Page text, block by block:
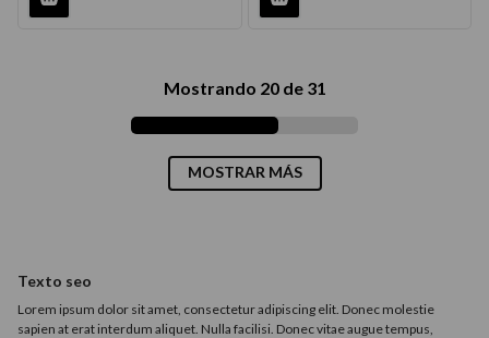
Mostrando 20 de 31
MOSTRAR MÁS
Texto seo
Lorem ipsum dolor sit amet, consectetur adipiscing elit. Donec molestie
sapien at erat interdum aliquet. Nulla facilisi. Donec vitae augue tempus,